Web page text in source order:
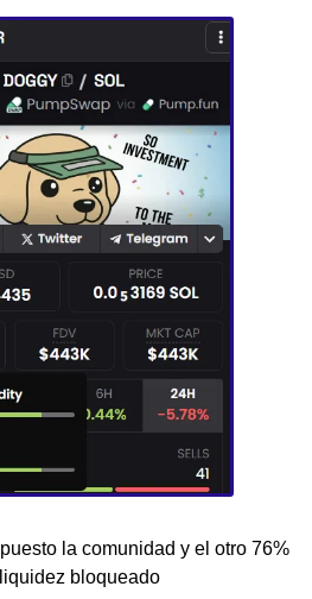
la comunidad y el otro 76%
bloqueado